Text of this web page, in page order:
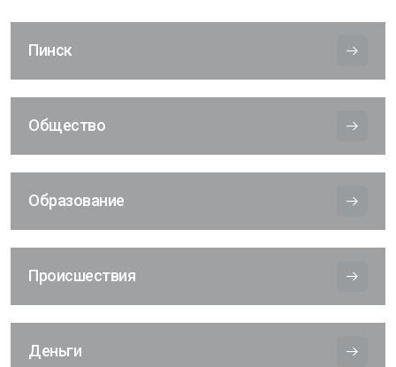
Пинск
Общество
Образование
Происшествия
Деньги